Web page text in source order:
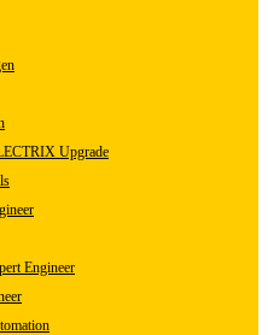
Upgrade
Engineer